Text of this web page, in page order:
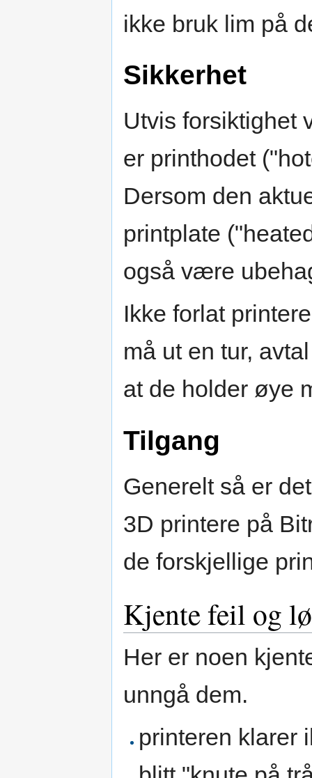
ikke bruk lim på
Sikkerhet
Utvis forsiktighet
er printhodet
Dersom den
printplate
også være
Ikke forlat
må ut en tur,
at de holder øye
Tilgang
Generelt så er
3D printere på
de forskjellige
Kjente feil og
Her er noen
unngå dem.
printeren klarer